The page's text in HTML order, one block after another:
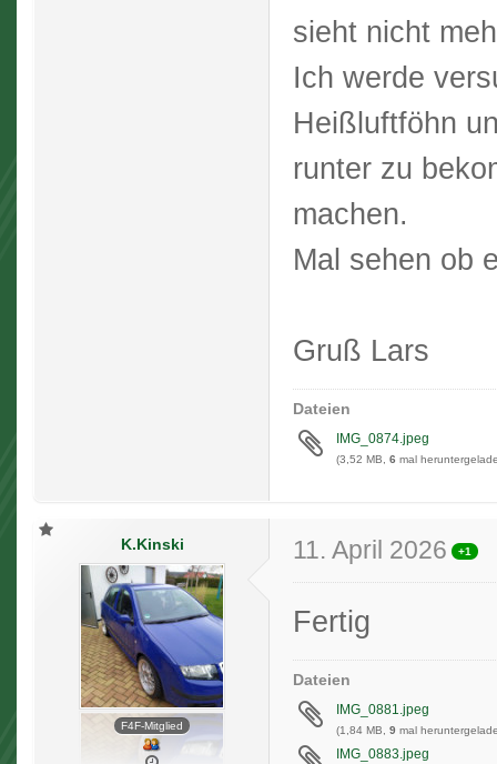
sieht nicht
Ich werde
Heißluftföhn
runter zu
machen.
Mal sehen ob
Gruß Lars
Dateien
IMG_0874.jpeg
(3,52 MB, 6 mal
K.Kinski
F4F-Mitglied
11. April 2026 +1
Fertig
Dateien
IMG_0881.jpeg
(1,84 MB, 9 mal
IMG_0883.jpeg